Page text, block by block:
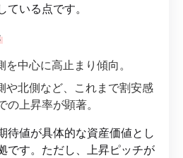
いる点です。
を中心に高止まり傾向。
や北側など、これまで割安感
上昇率が顕著。
待値が具体的な資産価値とし
です。ただし、上昇ピッチが